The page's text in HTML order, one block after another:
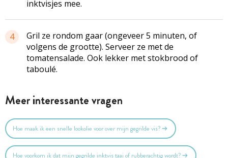
inktvisjes mee.
4
Gril ze rondom gaar (ongeveer 5 minuten, of
volgens de grootte). Serveer ze met de
tomatensalade. Ook lekker met stokbrood of
taboulé.
Meer interessante vragen
Hoe maak ik een snelle lookolie voor over mijn gegrilde vis?
Hoe voorkom ik dat mijn gegrilde inktvis taai of rubberachtig wordt?